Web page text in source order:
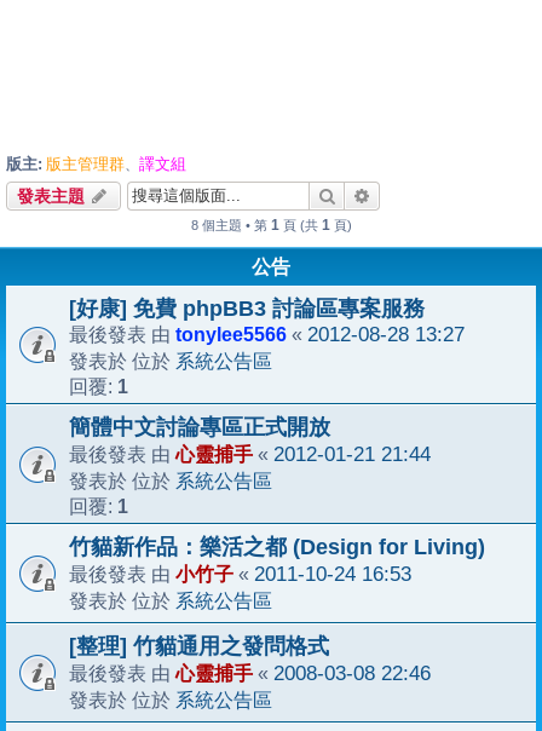
版主: 版主管理群、 譯文組
發表主題 搜尋
8 個主題 • 第 1 頁 (共 1 頁)
公告
[好康] 免費 phpBB3 討論區專案服務
最後發表 由 tonylee5566 « 2012-08-28 13:27
發表於 位於 系統公告區
回覆: 1
簡體中文討論專區正式開放
最後發表 由心靈捕手 « 2012-01-21 21:44
發表於 位於 系統公告區
回覆: 1
竹貓新作品：樂活之都 (Design for Living)
最後發表 由 小竹子 « 2011-10-24 16:53
發表於 位於 系統公告區
[整理] 竹貓通用之發問格式
最後發表 由心靈捕手 « 2008-03-08 22:46
發表於 位於 系統公告區